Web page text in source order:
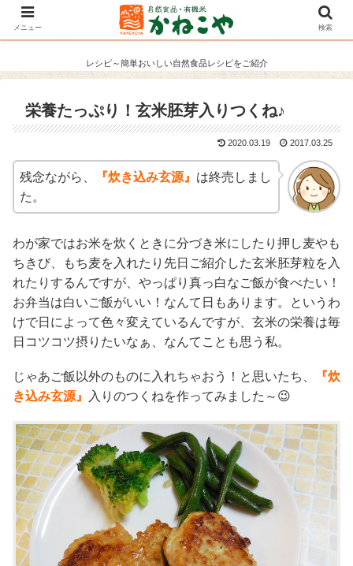
レシピ～簡単おいしい自然食品レシピをご紹介
栄養たっぷり！玄米胚芽入りつくね♪
2020.03.19 2017.03.25
残念ながら、 『炊き込み玄源』 は終売しまし
た。
わが家ではお米を炊くときに分づき米にしたり押し麦やも
ちきび、もち麦を入れたり先日ご紹介した玄米胚芽粒を入
れたりするんですが、やっぱり真っ白なご飯が食べたい！
お弁当は白いご飯がいい！なんて日もあります。というわ
けで日によって色々変えているんですが、玄米の栄養は毎
日コツコツ摂りたいなぁ、なんてことも思う私。
じゃあご飯以外のものに入れちゃおう！と思いたち、
『炊
き込み玄源』
入りのつくねを作ってみました～😉
メニュー 検索